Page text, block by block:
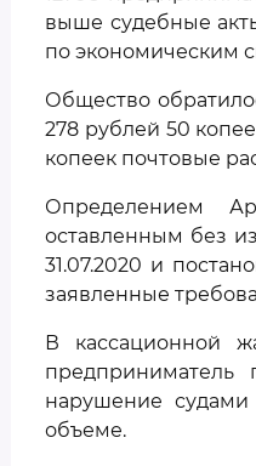
выше судебные
по экономическим
Общество
278 рублей 50
копеек почтовые
Определением
оставленным без
31.07.2020 и
заявленные
В кассационной
предприниматель
нарушение
объеме.